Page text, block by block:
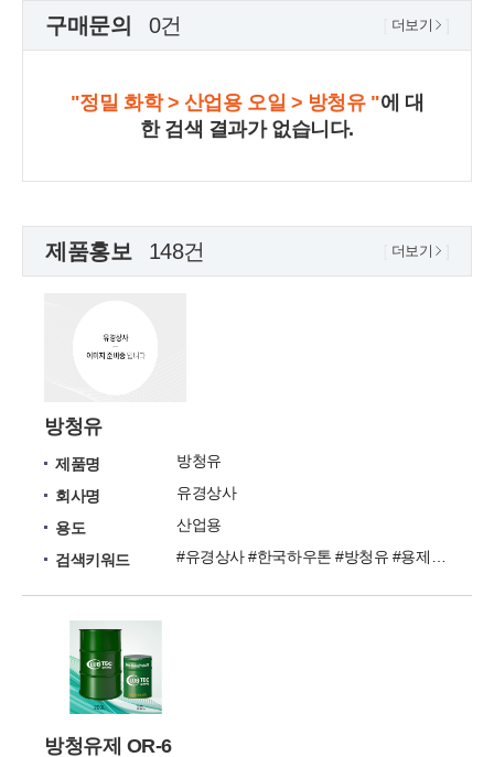
구매문의 0건 더보기
"정밀 화학 > 산업용 오일 > 방청유 "에 대
한 검색 결과가 없습니다.
제품홍보 148건 더보기
방청유
제품명
방청유
회사명
유경상사
용도
산업용
검색키워드
방청유제 OR-6